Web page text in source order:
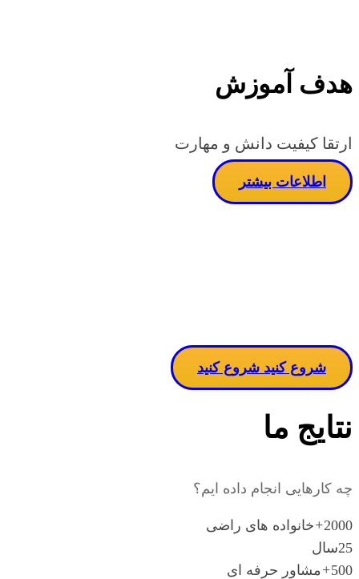
هدف آموزش
ارتقا کیفیت دانش و مهارت
اطلاعات بیشتر
شروع کنید شروع کنید
نتایج ما
چه کارهایی انجام داده ایم؟
2000
+خانواده های راضی
25سال
500
+مشاور حرفه ای